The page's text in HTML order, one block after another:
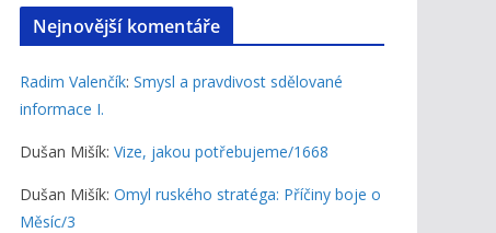
Nejnovější komentáře
Radim Valenčík: Smysl a pravdivost sdělované
informace I.
Dušan Mišík: Vize, jakou potřebujeme/1668
Dušan Mišík: Omyl ruského stratéga: Příčiny boje o
Měsíc/3